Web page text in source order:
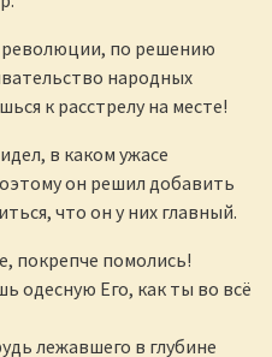
революции, по решению
народных
к расстрелу на месте!
в каком ужасе
он решил добавить
что он у них главный.
покрепче помолись!
одесную Его, как ты во всё
лежавшего в глубине